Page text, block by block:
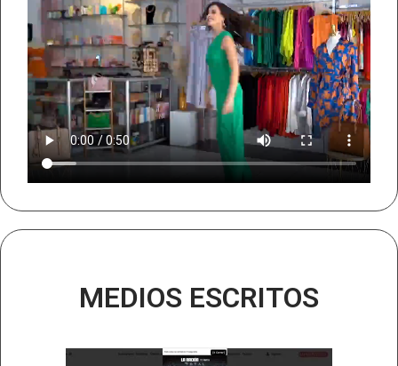
MEDIOS ESCRITOS